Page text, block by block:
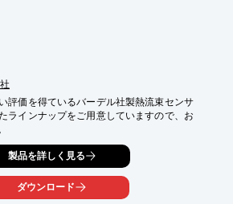
評価を得ているバーデル社製熱流束センサ
ラインナップをご用意していますので、お
製品を詳しく見る
ダウンロード